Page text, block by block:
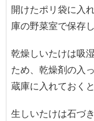
開けたポリ袋に入
庫の野菜室で保存し
乾燥しいたけは吸
ため、乾燥剤の入
蔵庫に入れておく
生しいたけは石づ